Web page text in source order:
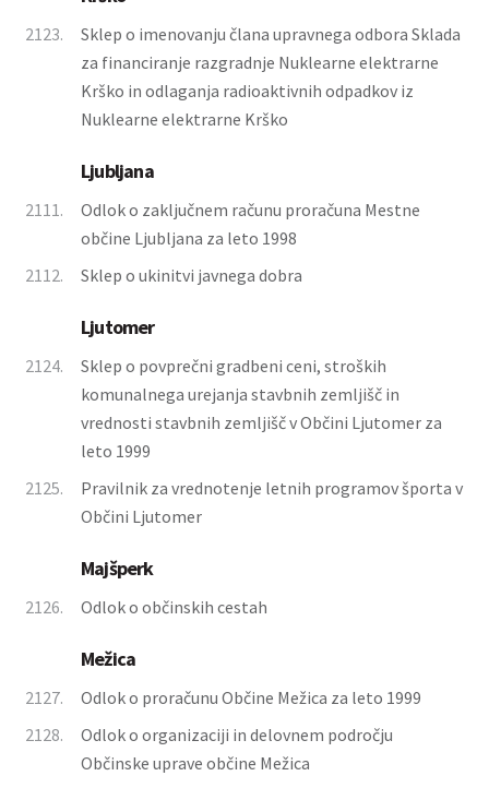
2123.
Sklep o imenovanju člana upravnega odbora Sklada
za financiranje razgradnje Nuklearne elektrarne
Krško in odlaganja radioaktivnih odpadkov iz
Nuklearne elektrarne Krško
Ljubljana
2111.
Odlok o zaključnem računu proračuna Mestne
občine Ljubljana za leto 1998
2112.
Sklep o ukinitvi javnega dobra
Ljutomer
2124.
Sklep o povprečni gradbeni ceni, stroških
komunalnega urejanja stavbnih zemljišč in
vrednosti stavbnih zemljišč v Občini Ljutomer za
leto 1999
2125.
Pravilnik za vrednotenje letnih programov športa v
Občini Ljutomer
Majšperk
2126. Odlok o občinskih cestah
Mežica
2127.
Odlok o proračunu Občine Mežica za leto 1999
2128.
Odlok o organizaciji in delovnem področju
Občinske uprave občine Mežica